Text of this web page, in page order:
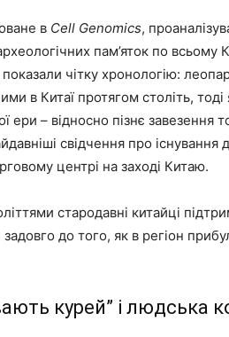
в Cell Genomics,
пам’яток по
чітку хронологію:
в Китаї протягом століть,
ери – відносно пізнє завезення
свідчення про існування
центрі на заході Китаю.
стародавні китайці
до того, як в регіон
курей” і людська